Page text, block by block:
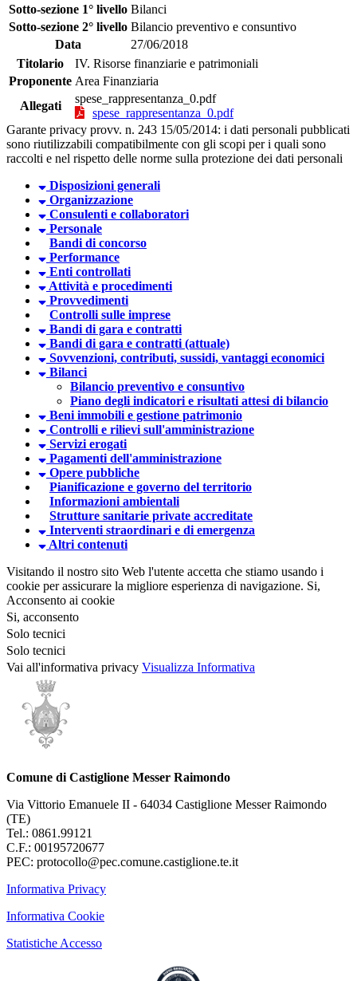
Sotto-sezione 1° livello Bilanci
Sotto-sezione 2° livello Bilancio preventivo e consuntivo
Data
27/06/2018
Titolario
IV. Risorse finanziarie e patrimoniali
Proponente Area Finanziaria
Allegati
spese_rappresentanza_0.pdf
spese_rappresentanza_0.pdf
Garante privacy provv. n. 243 15/05/2014: i dati personali pubblicati
sono riutilizzabili compatibilmente con gli scopi per i quali sono
raccolti e nel rispetto delle norme sulla protezione dei dati personali
Disposizioni generali
Organizzazione
Consulenti e collaboratori
Personale
Bandi di concorso
Performance
Enti controllati
Attività e procedimenti
Provvedimenti
Controlli sulle imprese
Bandi di gara e contratti
Bandi di gara e contratti (attuale)
Sovvenzioni, contributi, sussidi, vantaggi economici
Bilanci
Bilancio preventivo e consuntivo
Piano degli indicatori e risultati attesi di bilancio
Beni immobili e gestione patrimonio
Controlli e rilievi sull'amministrazione
Servizi erogati
Pagamenti dell'amministrazione
Opere pubbliche
Pianificazione e governo del territorio
Informazioni ambientali
Strutture sanitarie private accreditate
Interventi straordinari e di emergenza
Altri contenuti
Visitando il nostro sito Web l'utente accetta che stiamo usando i
cookie per assicurare la migliore esperienza di navigazione. Si,
Acconsento ai cookie
Si, acconsento
Solo tecnici
Solo tecnici
Vai all'informativa privacy Visualizza Informativa
Comune di Castiglione Messer Raimondo
Via Vittorio Emanuele II - 64034 Castiglione Messer Raimondo
(TE)
Tel.: 0861.99121
C.F.: 00195720677
PEC: protocollo@pec.comune.castiglione.te.it
Informativa Privacy
Informativa Cookie
Statistiche Accesso